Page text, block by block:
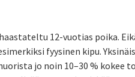
12-vuotias poika.
fyysinen kipu.
jo noin 10–30 % kokee